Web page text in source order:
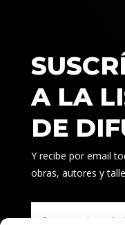
A LA
DE
Y recibe por email
obras, autores y